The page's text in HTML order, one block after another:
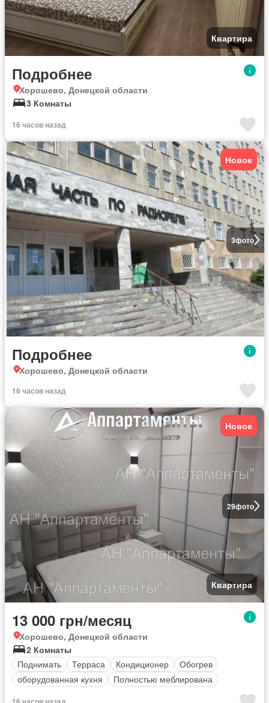
Квартира
Подробнее
Хорошево, Донецкой области
3 Комнаты
16 часов назад
3фото
Новое
Подробнее
Хорошево, Донецкой области
16 часов назад
29фото
Новое
Квартира
13 000 грн/месяц
Хорошево, Донецкой области
2 Комнаты
Поднимать
Терраса Кондиционер
Обогрев
оборудованная кухня
Полностью меблирована